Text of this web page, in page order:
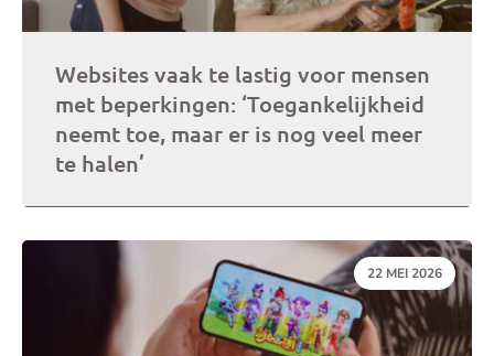
Websites vaak te lastig voor mensen
met beperkingen: ‘Toegankelijkheid
neemt toe, maar er is nog veel meer
te halen’
DATUM:
22 MEI 2026